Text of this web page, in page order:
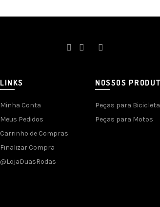
LINKS
Minha Conta
Meus Pedidos
Carrinho de Compras
Finalizar Compra
@LojaDuasRodas
NOSSOS
Peças para
Peças para Motos